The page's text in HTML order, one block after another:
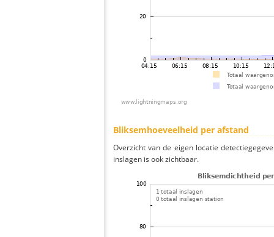
Bliksemhoeveelheid per afstand
Overzicht van de eigen locatie
inslagen is ook zichtbaar.